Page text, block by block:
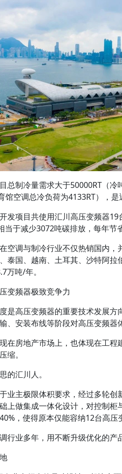
总制冷量需求大于50000RT（
馆空调总冷负荷为4133RT），
发项目共使用汇川高压变频器19
当于减少3072吨碳排放，每年节
空调与制冷行业不仅热销国内
泰国、越南、土耳其、沙特阿
万吨/年。
变频器极致竞争力
是高压变频器的重要技术发展
、安装布线等阶段对高压变频器
在房地产市场上，也体现在工
缩。
的汇川人。
业主极限体积要求，经过多轮
上做集成一体化设计，对控制
，使得原本仅能容纳12台高压
行业多年，用不断升级优化的产